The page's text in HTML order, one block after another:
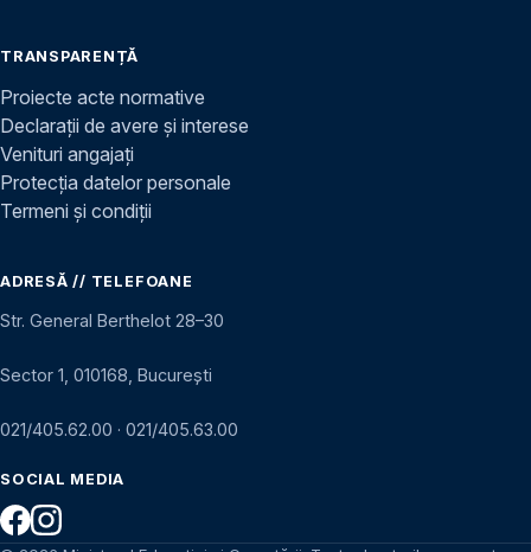
TRANSPARENȚĂ
Proiecte acte normative
Declarații de avere și interese
Venituri angajați
Protecția datelor personale
Termeni și condiții
ADRESĂ // TELEFOANE
Str. General Berthelot 28–30
Sector 1, 010168, București
021/405.62.00 · 021/405.63.00
SOCIAL MEDIA